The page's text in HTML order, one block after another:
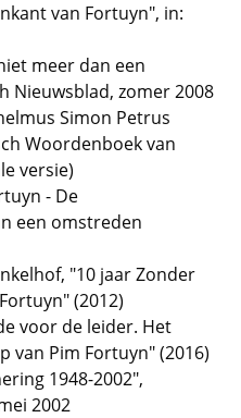
van Fortuyn", in:
meer dan een
Nieuwsblad, zomer 2008
Simon Petrus
Woordenboek van
versie)
- De
een omstreden
"10 jaar Zonder
(2012)
voor de leider. Het
van Pim Fortuyn" (2016)
1948-2002",
2002